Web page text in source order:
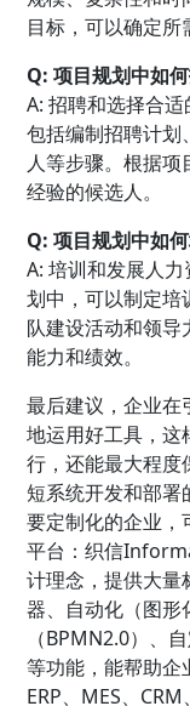
目标，可以确定所
Q: 项目规划中如
A: 招聘和选择合
包括编制招聘计划
人等步骤。根据
经验的候选人。
Q: 项目规划中如
A: 培训和发展人
划中，可以制定培
队建设活动和领导
能力和绩效。
最后建议，企业在
地运用好工具，这
行，还能最大程度
短系统开发和部署
要定制化的企业，
平台：织信
计理念，提供大量
器、自动化（图形
（BPMN2.0）、
等功能，能帮助企
ERP、MES、